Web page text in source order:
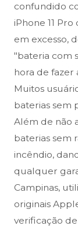
confundido
iPhone 11
em excesso,
"bateria com
hora de fazer
Muitos
baterias sem
Além de não
baterias sem
incêndio,
qualquer
Campinas,
originais
verificação